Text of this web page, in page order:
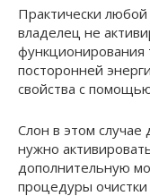
Практически
владелец не
функционирования
посторонней
свойства с
Слон в этом случае
нужно
дополнительную
процедуры очистки